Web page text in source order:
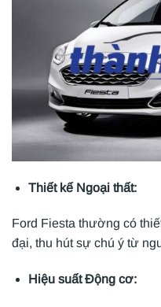
Thiết kế Ngoại thất:
Ford Fiesta thường có
đại, thu hút sự chú ý từ
Hiệu suất Động cơ: